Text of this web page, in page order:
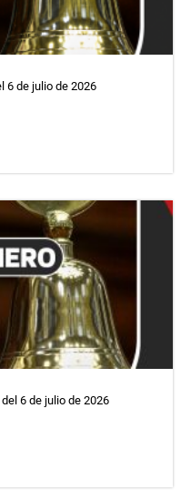
6 de julio de 2026
6 de julio de 2026